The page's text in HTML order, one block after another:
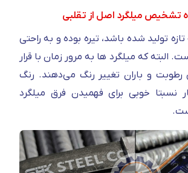
تولید شده باشد، تیره بوده و به راحتی
که میلگرد ها به مرور زمان با قرار
و باران تغییر رنگ می‌دهند. رنگ
نسبتا خوبی برای فهمیدن فرق میلگرد